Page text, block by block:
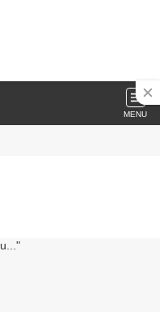
MENU